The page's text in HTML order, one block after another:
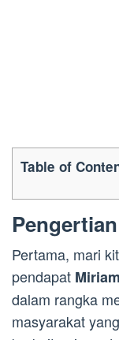
Table of
Pertama, mari
pendapat
dalam rangka
masyarakat